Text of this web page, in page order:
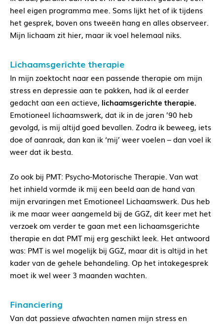
heel eigen programma mee. Soms lijkt het of ik tijdens
het gesprek, boven ons tweeën hang en alles observeer.
Mijn lichaam zit hier, maar ik voel helemaal niks.
Lichaamsgerichte therapie
In mijn zoektocht naar een passende therapie om mijn
stress en depressie aan te pakken, had ik al eerder
gedacht aan een actieve, lichaamsgerichte therapie.
Emotioneel lichaamswerk, dat ik in de jaren ’90 heb
gevolgd, is mij altijd goed bevallen. Zodra ik beweeg, iets
doe of aanraak, dan kan ik ‘mij’ weer voelen – dan voel ik
weer dat ik besta.
Zo ook bij PMT: Psycho-Motorische Therapie. Van wat
het inhield vormde ik mij een beeld aan de hand van
mijn ervaringen met Emotioneel Lichaamswerk. Dus heb
ik me maar weer aangemeld bij de GGZ, dit keer met het
verzoek om verder te gaan met een lichaamsgerichte
therapie en dat PMT mij erg geschikt leek. Het antwoord
was: PMT is wel mogelijk bij GGZ, maar dit is altijd in het
kader van de gehele behandeling. Op het intakegesprek
moet ik wel weer 3 maanden wachten.
Financiering
Van dat passieve afwachten namen mijn stress en